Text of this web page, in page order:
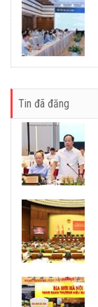
Tin đã đăng